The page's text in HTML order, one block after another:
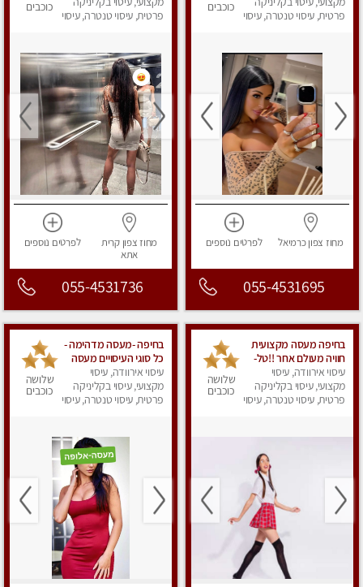
פרטית, עיסוי טנטרה, עיסוי
כוכבים
מחוז צפוןכרמיאל לפרטים נוספים
055-4531695
פרטית, עיסוי טנטרה, עיסוי
כוכבים
מחוז צפוןקרית
אתא
לפרטים נוספים
055-4531736
בחיפה מעסה מקצועית
חוויה מעולם אחר !!טל-
0544840029
עיסוי אירוודה, עיסוי
מקצועי, עיסוי בקליניקה
פרטית, עיסוי טנטרה, עיסוי
שלושה
כוכבים
בחיפה -מעסה מדהימה -
כל סוגי העיסויים מעסה
מקצועית ואיכותית
פרטי!!! מוזמן לחוויה
בלתי נשכחת!!
עיסוי אירוודה, עיסוי
מקצועי, עיסוי בקליניקה
פרטית, עיסוי טנטרה, עיסוי
שלושה
כוכבים